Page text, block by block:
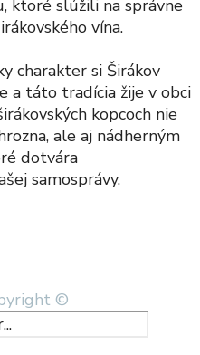
ktoré slúžili na správne
vína.
charakter si Širákov
a táto tradícia žije v obci
kopcoch nie
ale aj nádherným
dotvára
samosprávy.
©